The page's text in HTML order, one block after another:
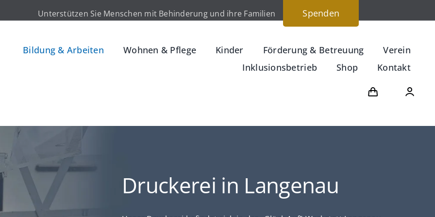
Unterstützen Sie Menschen mit Behinderung und ihre Familien Spenden
Bildung & Arbeiten Wohnen & Pflege Kinder Förderung & Betreuung
Verein
Inklusionsbetrieb
Shop Kontakt
Druckerei in Langenau